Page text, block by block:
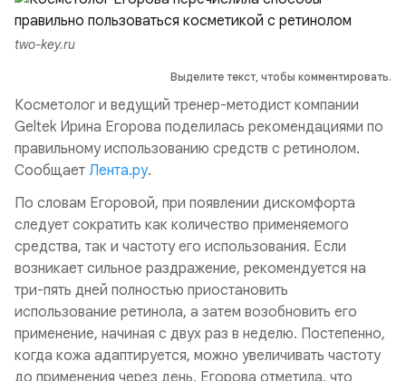
two-key.ru
Выделите текст, чтобы комментировать.
Косметолог и ведущий тренер-методист компании
Geltek Ирина Егорова поделилась рекомендациями по
правильному использованию средств с ретинолом.
Сообщает Лента.ру.
По словам Егоровой, при появлении дискомфорта
следует сократить как количество применяемого
средства, так и частоту его использования. Если
возникает сильное раздражение, рекомендуется на
три-пять дней полностью приостановить
использование ретинола, а затем возобновить его
применение, начиная с двух раз в неделю. Постепенно,
когда кожа адаптируется, можно увеличивать частоту
до применения через день. Егорова отметила, что